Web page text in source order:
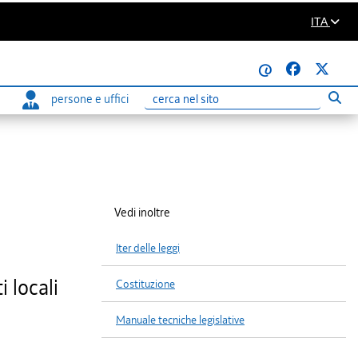
ITA
@
persone e uffici
Ricerca
locali
Vedi inoltre
Iter delle leggi
Costituzione
Manuale tecniche legislative